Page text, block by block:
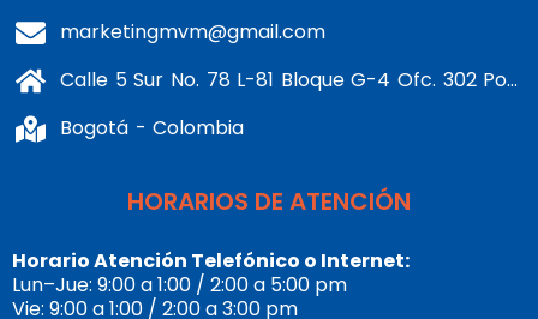
marketingmvm@gmail.com
Calle 5 Sur No. 78 L-81 Bloque G-4 Ofc. 302 Portería 1 Banderas - Kennedy
Bogotá - Colombia
HORARIOS DE ATENCIÓN
Horario Atención Telefónico o Internet:
Lun–Jue: 9:00 a 1:00 / 2:00 a 5:00 pm
Vie: 9:00 a 1:00 / 2:00 a 3:00 pm